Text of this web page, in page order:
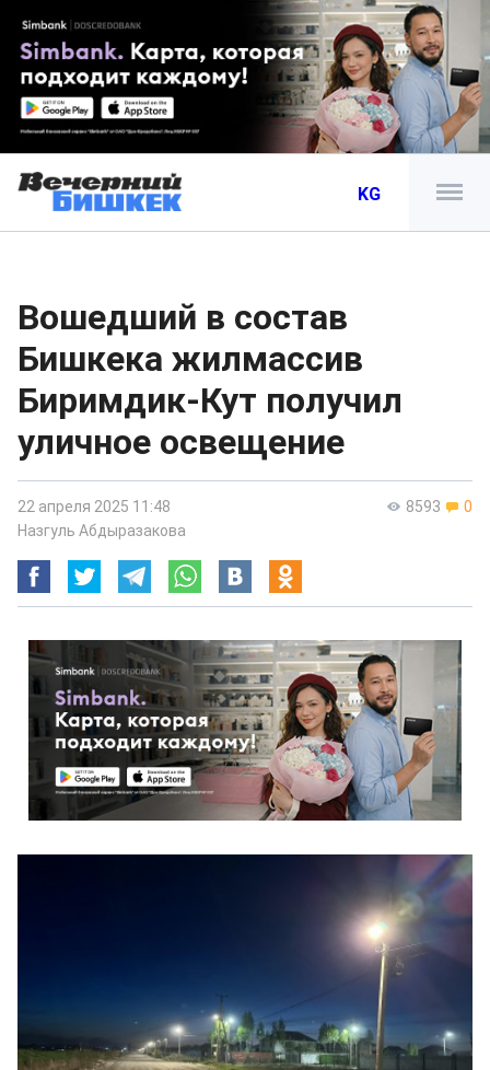
KG
Вошедший в состав
Бишкека жилмассив
Биримдик-Кут получил
уличное освещение
8593 0
22 апреля 2025 11:48
Назгуль Абдыразакова